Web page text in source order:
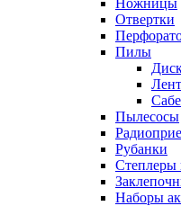
Ножницы
Отвертки
Пилы
Пылесосы
Рубанки
Степлеры
Наборы